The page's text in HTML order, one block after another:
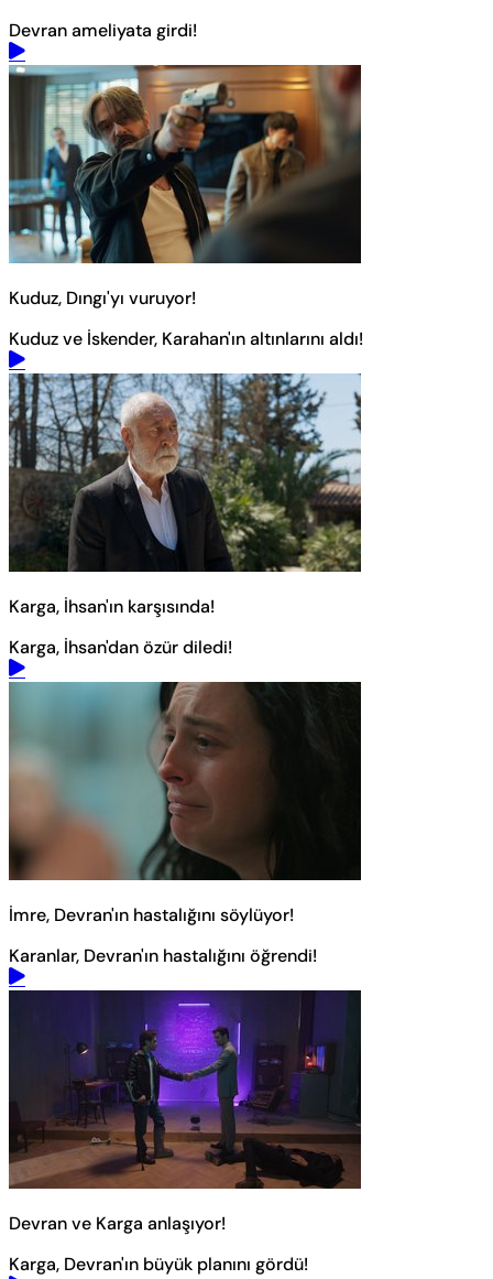
Devran ameliyata girdi!
Kuduz, Dıngı'yı vuruyor!
Kuduz ve İskender, Karahan'ın altınlarını aldı!
Karga, İhsan'ın karşısında!
Karga, İhsan'dan özür diledi!
İmre, Devran'ın hastalığını söylüyor!
Karanlar, Devran'ın hastalığını öğrendi!
Devran ve Karga anlaşıyor!
Karga, Devran'ın büyük planını gördü!